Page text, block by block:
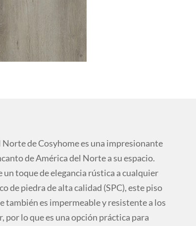
Norte de Cosyhome es una impresionante
de América del Norte a su espacio.
toque de elegancia rústica a cualquier
de piedra de alta calidad (SPC), este piso
también es impermeable y resistente a los
por lo que es una opción práctica para